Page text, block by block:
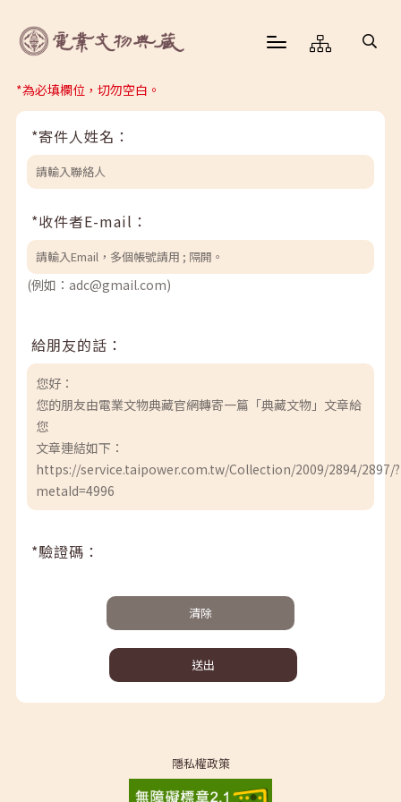
*為必填欄位，切勿空白。
*寄件人姓名：
*收件者E-mail：
(例如：adc@gmail.com)
給朋友的話：
您好：
您的朋友由電業文物典藏官網轉寄一篇「典藏文物」文章給
您
文章連結如下：
https://service.taipower.com.tw/Collection/2009/2894/2897/?
metaId=4996
*驗證碼：
清除
送出
隱私權政策